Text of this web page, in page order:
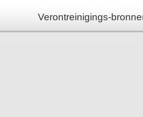
Verontreinigings-